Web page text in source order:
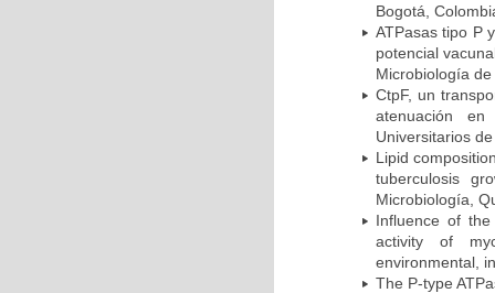
Bogotá,
ATPasas tipo P
potencial
Microbiología
CtpF, un
atenuación
Universitarios
Lipid
tuberculosis
Microbiología,
Influence of the
activity of
environmental,
The P-type